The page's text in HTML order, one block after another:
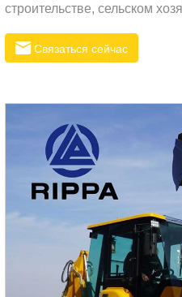
строительстве, сельском
основных
Конструкция
оснащены защитными
повышает безопасность.
Связаться сейчас